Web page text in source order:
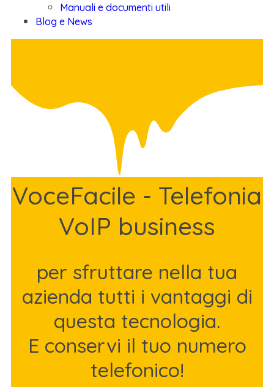
Manuali e documenti utili
Blog e News
VoceFacile - Telefonia
VoIP business
per sfruttare nella tua
azienda tutti i vantaggi di
questa tecnologia.
E conservi il tuo numero
telefonico!